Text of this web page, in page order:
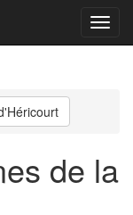
Menu
de la